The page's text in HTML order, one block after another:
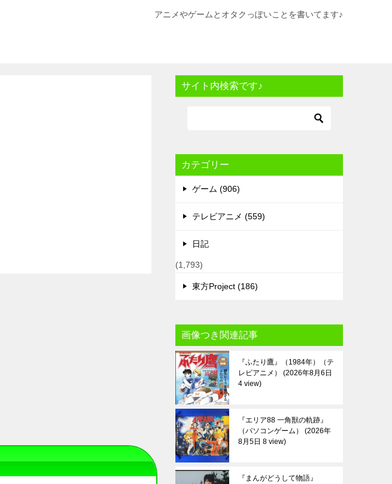
アニメやゲームとオタクっぽいことを書いてます♪
サイト内検索です♪
カテゴリー
ゲーム (906)
テレビアニメ (559)
日記
(1,793)
東方Project (186)
画像つき関連記事
『ふたり鷹』（1984年）（テ
レビアニメ）
2026年8月6日
4 view
『エリア88 一角獣の軌跡』
（パソコンゲーム）
2026年
8月5日 8 view
『まんがどうして物語』